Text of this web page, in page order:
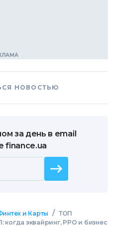
НОВОСТЬЮ
за день в email
finance.ua
и Карты / ТОП
эквайринг, РРО и бизнес